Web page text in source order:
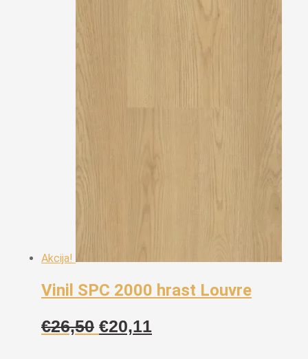
Akcija!
Vinil SPC 2000 hrast Louvre
€26,50 Izvorna
€20,11